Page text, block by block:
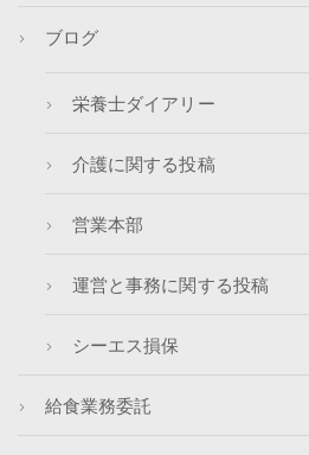
ブログ
栄養士ダイアリー
介護に関する投稿
営業本部
運営と事務に関する投稿
シーエス損保
給食業務委託